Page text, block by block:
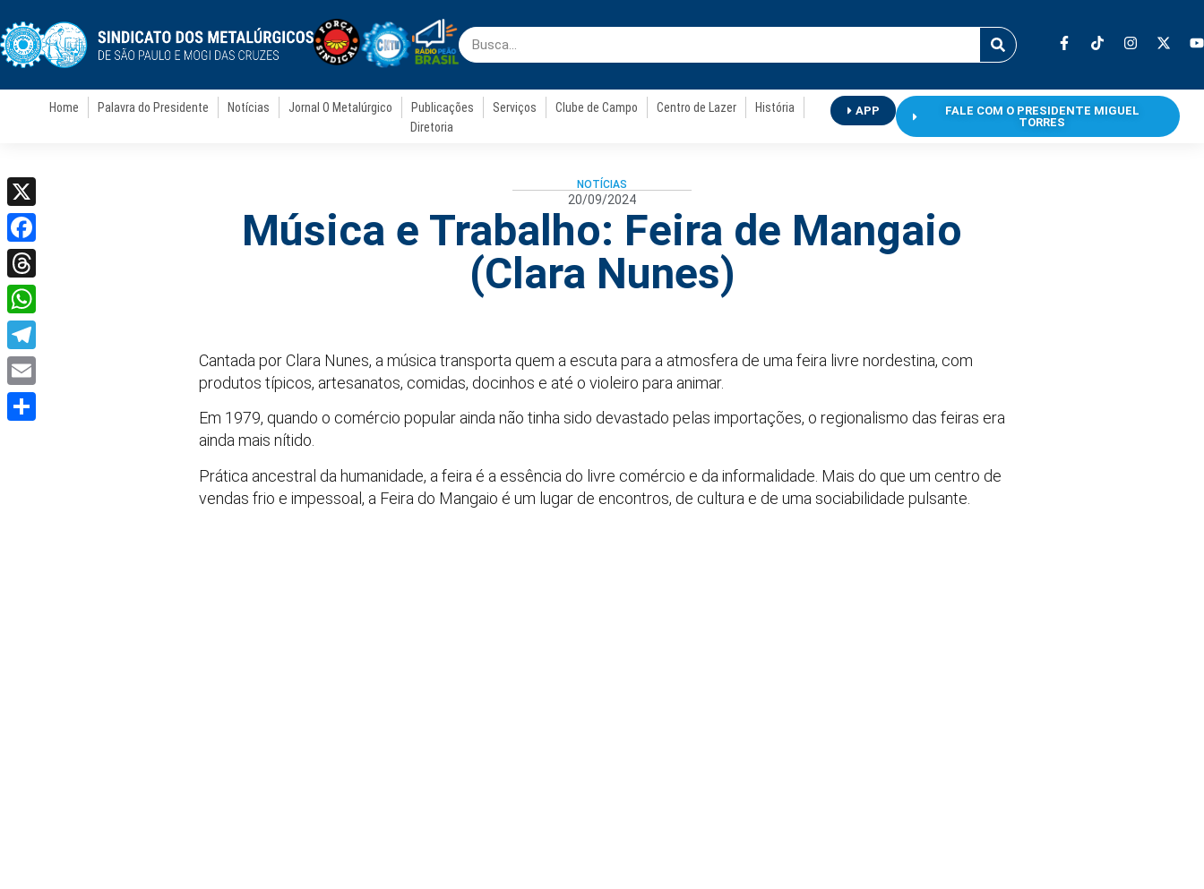
Home Palavra do Presidente Notícias Jornal O Metalúrgico Publicações Serviços Clube de Campo Centro de Lazer
História
Diretoria
APP
FALE COM O PRESIDENTE MIGUEL
TORRES
NOTÍCIAS
20/09/2024
Música e Trabalho: Feira de Mangaio
(Clara Nunes)
Cantada por Clara Nunes, a música transporta quem a escuta para a atmosfera de uma feira livre nordestina, com
produtos típicos, artesanatos, comidas, docinhos e até o violeiro para animar.
Em 1979, quando o comércio popular ainda não tinha sido devastado pelas importações, o regionalismo das feiras era
ainda mais nítido.
Prática ancestral da humanidade, a feira é a essência do livre comércio e da informalidade. Mais do que um centro de
vendas frio e impessoal, a Feira do Mangaio é um lugar de encontros, de cultura e de uma sociabilidade pulsante.
X
Facebook
Threads
WhatsApp
Telegram
Email